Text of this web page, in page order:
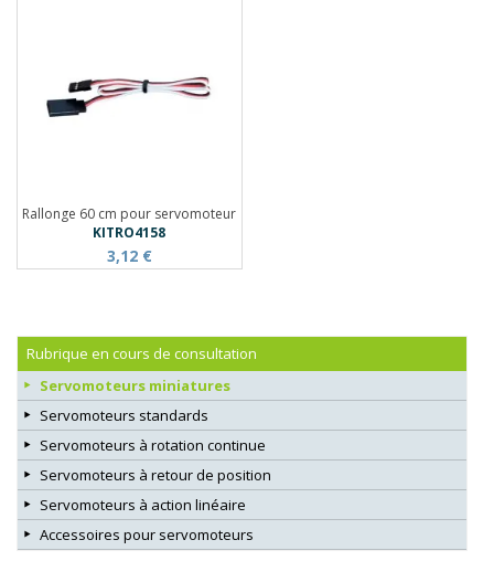
Rallonge 60 cm pour servomoteur
KITRO4158
3,12 €
Rubrique en cours de consultation
Servomoteurs miniatures
Servomoteurs standards
Servomoteurs à rotation continue
Servomoteurs à retour de position
Servomoteurs à action linéaire
Accessoires pour servomoteurs